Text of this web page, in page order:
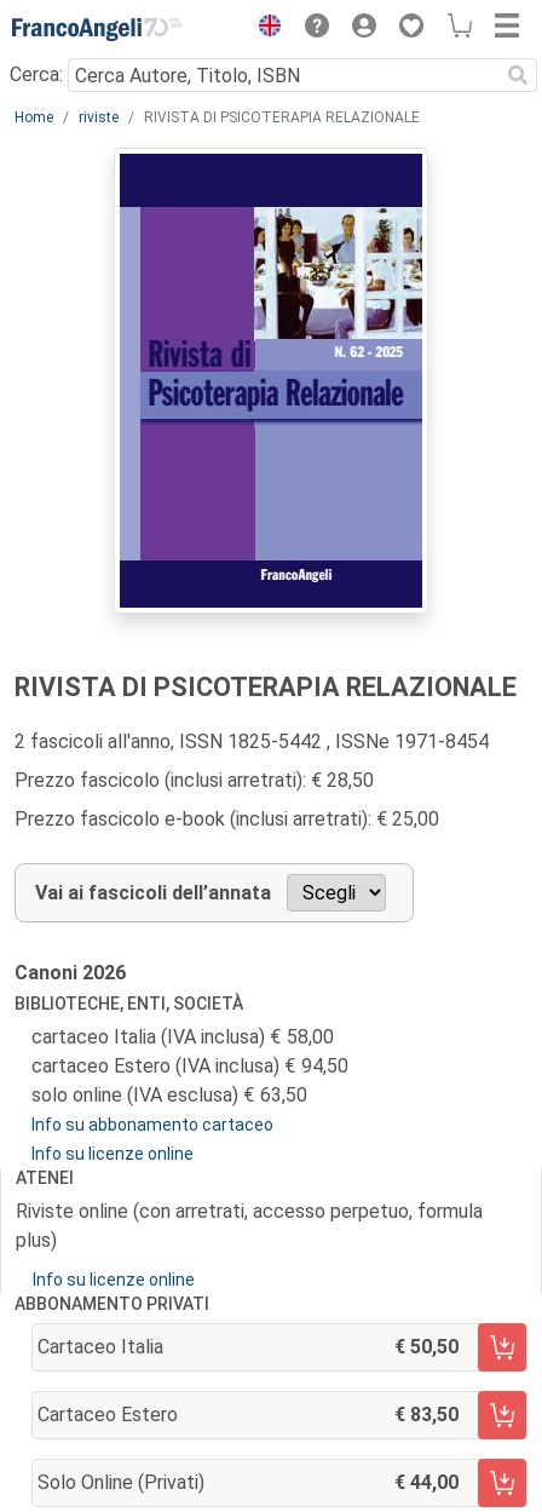
Menu
Cerca:
Main content
Home riviste RIVISTA DI PSICOTERAPIA RELAZIONALE
RIVISTA DI PSICOTERAPIA RELAZIONALE
2 fascicoli all'anno, ISSN 1825-5442 , ISSNe 1971-8454
Prezzo fascicolo (inclusi arretrati): € 28,50
Prezzo fascicolo e-book (inclusi arretrati): € 25,00
Vai ai fascicoli dell’annata
Canoni 2026
BIBLIOTECHE, ENTI, SOCIETÀ
cartaceo Italia (IVA inclusa)
58,00
cartaceo Estero (IVA inclusa)
94,50
solo online (IVA esclusa)
63,50
Info su abbonamento cartaceo
Info su licenze online
ATENEI
Riviste online (con arretrati, accesso perpetuo, formula
plus)
Info su licenze online
ABBONAMENTO PRIVATI
Cartaceo Italia 50,50
AGGIUNGI AL CARRELLO
Cartaceo Estero 83,50
AGGIUNGI AL CARRELLO
Solo Online (privati) 44,00
AGGIUNGI AL CARRELLO